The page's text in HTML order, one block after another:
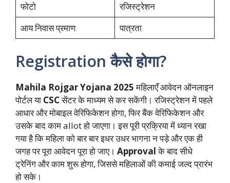
फोटो
रजिस्ट्रेशन
आय निवास प्रमाण
पात्रता
Registration कैसे होगा?
Mahila Rojgar Yojana 2025महिलाएँ आवेदन ऑनलाइन
पोर्टल या CSCसेंटर के माध्यम से कर सकेंगी। रजिस्ट्रेशन में पहले
आधार और मोबाइल वेरिफिकेशन होगा, फिर बैंक वेरिफिकेशन और
उसके बाद काम allot हो जाएगा। इस पूरी प्रक्रिया में ध्यान रखा
गया है कि महिला को बार बार इधर उधर भागना न पड़े और एक ही
जगह पर पूरा आवेदन पूरा हो जाए। Approvalके बाद सीधे
ट्रेनिंग और काम शुरू होगा, जिससे महिलाओं की कमाई जल्द प्रारंभ
हो सके।